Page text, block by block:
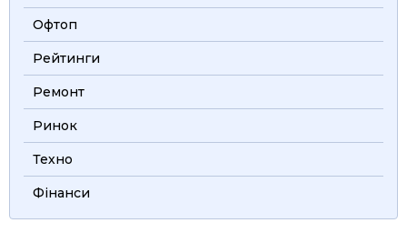
Офтоп
Рейтинги
Ремонт
Ринок
Техно
Фінанси